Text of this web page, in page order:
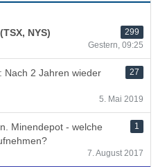
NYS)
299
Gestern, 09:25
Nach 2 Jahren wieder
27
5. Mai 2019
Minendepot - welche
1
7. August 2017